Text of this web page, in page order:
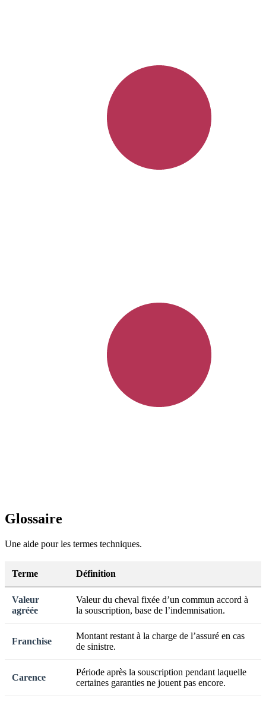
Glossaire
Une aide pour les termes techniques.
Terme Définition
Valeur
agréée
Valeur du cheval fixée d’un commun accord à
la souscription, base de l’indemnisation.
Franchise
Montant restant à la charge de l’assuré en cas
de sinistre.
Carence
Période après la souscription pendant laquelle
certaines garanties ne jouent pas encore.